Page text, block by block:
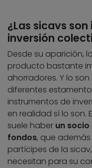
¿Las sicavs
inversión
Desde su aparición,
producto bastante
ahorradores. Y lo
diferentes
instrumentos de
en realidad sí lo son.
suele haber un
fondos, que
partícipes de la
necesitan para su